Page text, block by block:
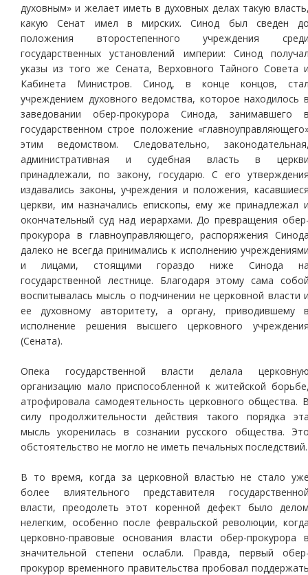
духовным» и желает иметь в духовных делах такую
какую Сенат имел в мирских. Синод был сведен
положения второстепенного учреждения
государственных установлений империи: Синод
указы из того же Сената, Верховного Тайного Совета
Кабинета Министров. Синод, в конце концов,
учреждением духовного ведомства, которое находилось
заведовании обер-прокурора Синода, занимавшего
государственном строе положение
этим ведомством. Следовательно,
административная и судебная власть в
принадлежали, по закону, государю. С его
издавались законы, учреждения и положения,
церкви, им назначались епископы, ему же принадлежал
окончательный суд над иерархами. До превращения
прокурора в главноуправляющего, распоряжения
далеко не всегда принимались к исполнению
и лицами, стоящими гораздо ниже Синода
государственной лестнице. Благодаря этому сама
воспитывалась мысль о подчинении не церковной власти
ее духовному авторитету, а органу, приводившему
исполнение решения высшего церковного
(Сената).
Опека государственной власти делала
организацию мало приспособленной к житейской
атрофировала самодеятельность церковного общества.
силу продолжительности действия такого порядка
мысль укоренилась в сознании русского общества.
обстоятельство не могло не иметь печальных последствий.
В то время, когда за церковной властью не стало
более влиятельного представителя
власти, преодолеть этот коренной дефект было
нелегким, особенно после февральской революции,
церковно-правовые основания власти обер-прокурора
значительной степени ослабли. Правда, первый
прокурор временного правительства пробовал